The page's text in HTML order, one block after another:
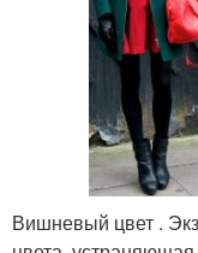
Вишневый цвет .